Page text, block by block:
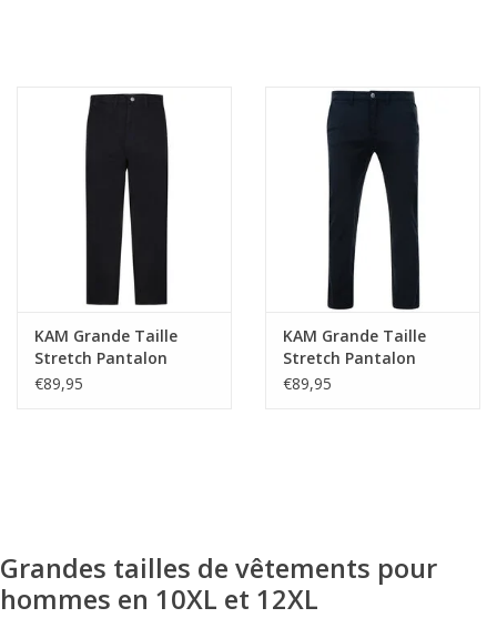
KAM Grande Taille
Stretch Pantalon
Chino Noir 62"-70"
€89,95
KAM Grande Taille
Stretch Pantalon
Chino Navy 62"-70"
€89,95
Grandes tailles de vêtements pour
hommes en 10XL et 12XL